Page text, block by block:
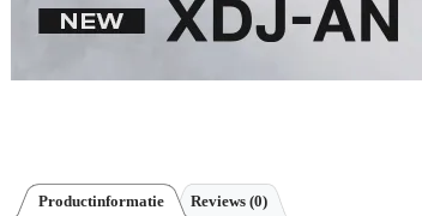
Productinformatie Reviews (0)